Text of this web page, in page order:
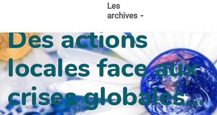
Les
archives
Des actions
locales face aux
crises globales...